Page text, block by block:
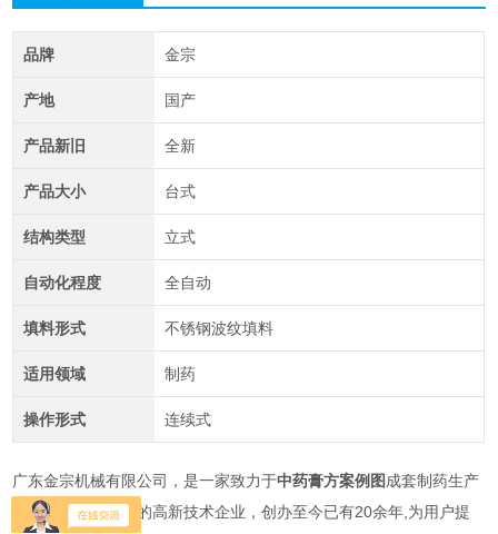
品牌 金宗
产地 国产
产品新旧 全新
产品大小 台式
结构类型 立式
自动化程度 全自动
填料形式 不锈钢波纹填料
适用领域 制药
操作形式 连续式
广东金宗机械有限公司，是一家致力于中药膏方案例图成套制药生产
设备集成解决方案的高新技术企业，创办至今已有20余年,为用户提